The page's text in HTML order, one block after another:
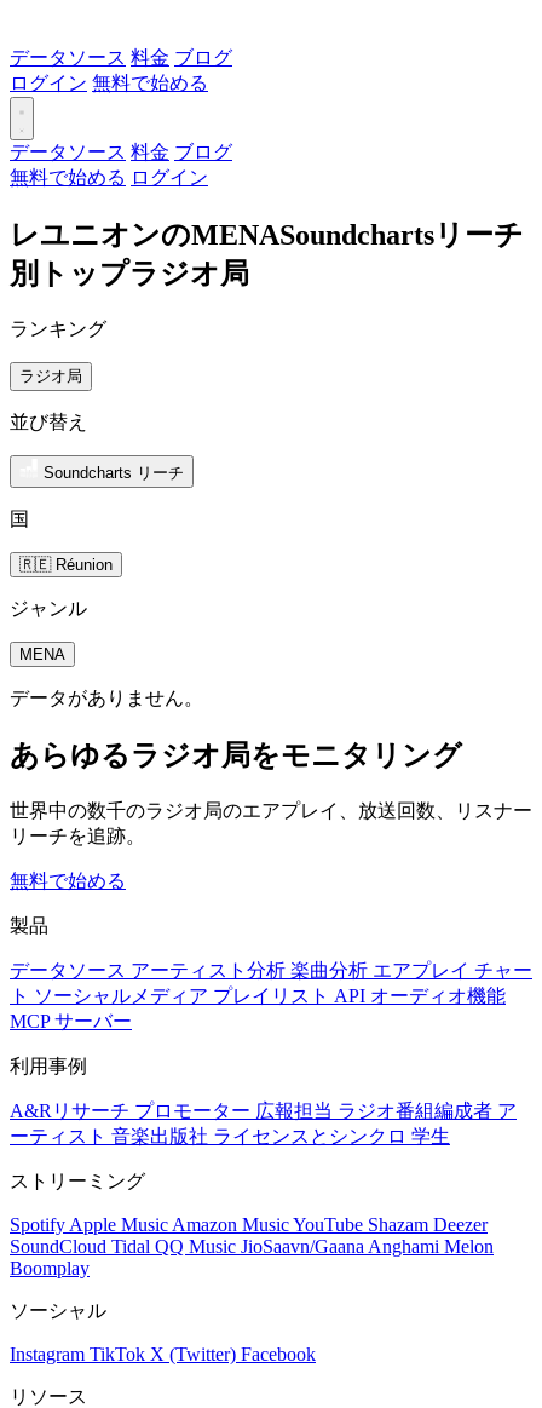
データソース 料金 ブログ
ログイン 無料で始める
データソース 料金 ブログ
無料で始める ログイン
レユニオンのMENASoundchartsリーチ
別トップラジオ局
ランキング
ラジオ局
並び替え
Soundcharts リーチ
国
🇷🇪 Réunion
ジャンル
MENA
データがありません。
あらゆるラジオ局をモニタリング
世界中の数千のラジオ局のエアプレイ、放送回数、リスナー
リーチを追跡。
無料で始める
製品
データソース アーティスト分析 楽曲分析 エアプレイ チャー
ト ソーシャルメディア プレイリスト API オーディオ機能
MCP サーバー
利用事例
A&Rリサーチ プロモーター 広報担当 ラジオ番組編成者 ア
ーティスト 音楽出版社 ライセンスとシンクロ 学生
ストリーミング
Spotify Apple Music Amazon MusicYouTube Shazam Deezer
SoundCloud Tidal QQ Music JioSaavn/Gaana Anghami Melon
Boomplay
ソーシャル
Instagram TikTok X (Twitter) Facebook
リソース